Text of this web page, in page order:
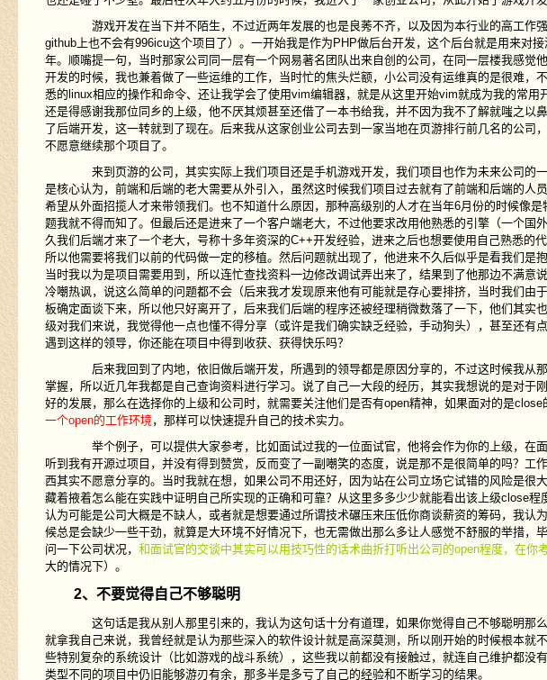
游戏开发在当下并不陌生，不过近两年发展的也是良莠不齐，以及因为本行业的高工作强
github上也不会有996icu这个项目了）。一开始我是作为PHP做后台开发，这个后台就是用来对
年。顺嘴提一句，当时那家公司同一层有一个网易著名团队出来自创的公司，在同一层楼我感觉
开发的时候，我也兼着做了一些运维的工作，当时忙的焦头烂额，小公司没有运维真的是很难，
悉的linux相应的操作和命令、还让我学会了使用vim编辑器，就是从这里开始vim就成为我的常
还是得感谢我那位同乡的上级，他不厌其烦甚至还借了一本书给我，并不因为我不了解就嗤之以
了后端开发，这一转就到了现在。后来我从这家创业公司去到一家当地在页游排行前几名的公司
不愿意继续那个项目了。
来到页游的公司，其实实际上我们项目还是手机游戏开发，我们项目也作为未来公司的一
是核心认为，前端和后端的老大需要从外引入，虽然这时候我们项目过去就有了前端和后端的人
希望从外面招揽人才来带领我们。也不知道什么原因，那种高级别的人才在当年6月份的时候像
题我就不得而知了。但最后还是进来了一个客户端老大，不过他要求改用他熟悉的引擎（一个国
久我们后端才来了一个老大，号称十多年资深的C++开发经验，进来之后也想要使用自己熟悉的
所以他需要将我们以前的代码做一定的移植。然后问题就出现了，他进来不久后似乎是看我们是
当时我以为是项目需要用到，所以连忙查找资料一边修改调试弄出来了，结果到了他那边不满意
冷嘲热讽，说这么简单的问题都不会（后来我才发现原来他有可能就是存心要排挤，当时我们由
板确定面谈下来，所以他只好离开了，后来我们后端的程序还被经理稍微数落了一下，他们其实
级对我们来说，我觉得他一点也懂不得分享（或许是我们确实缺乏经验，手动狗头），甚至还有
遇到这样的领导，你还能在项目中得到收获、获得快乐吗？
后来我回到了内地，依旧做后端开发，所遇到的领导都是原因分享的，不过这时候我从那
掌握，所以近几年我都是自己查询资料进行学习。说了自己一大段的经历，其实我想说的是对于
好的发展，那么在选择你的上级和公司时，就需要关注他们是否有open精神，如果面对的是close
一个open的工作环境 ，那样可以快速提升自己的技术实力。
举个例子，可以提供大家参考，比如面试过我的一位面试官，他将会作为你的上级，在面
听到我有开源过项目，并没有得到赞赏，反而变了一副嘲笑的态度，说是那不是很简单的吗？工
西其实不愿意分享的。当时我就在想，如果公司不用还好，因为站在公司立场它试错的风险是很
藏着掖着怎么能在实践中证明自己所实现的正确和可靠？从这里多多少少就能看出该上级close
认为可能是公司大概是不缺人，或者就是想要通过所谓技术碾压来压低你商谈薪资的筹码，我认
候总是会缺少一些干劲，就算是大环境不好情况下，也无需做出那么多让人感觉不舒服的举措，
问一下公司状况， 和面试官的交谈中其实可以用技巧性的话术曲折打听出公司的open程度，在你
大的情况下）。
2、不要觉得自己不够聪明
这句话是我从别人那里引来的，我认为这句话十分有道理，如果你觉得自己不够聪明那么
就拿我自己来说，我曾经就是认为那些深入的软件设计就是高深莫测，所以刚开始的时候根本就
些特别复杂的系统设计（比如游戏的战斗系统），这些我以前都没有接触过，就连自己维护都没
类型不同的项目中仍旧能够游刃有余，那多半是多亏了自己的经验和不断学习的结果。